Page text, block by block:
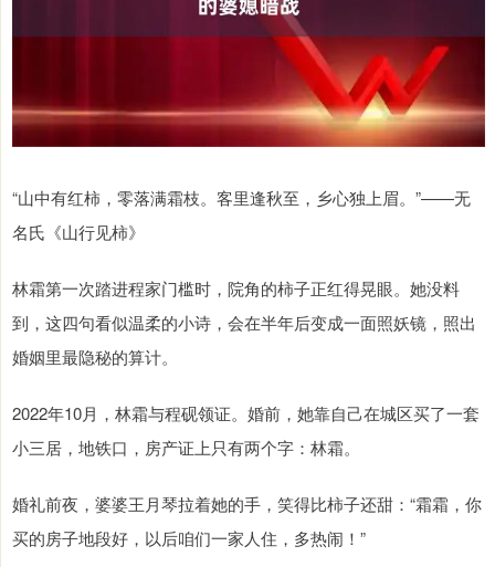
“山中有红柿，零落满霜枝。客里逢秋至，乡心独上眉。”——无
名氏《山行见柿》
林霜第一次踏进程家门槛时，院角的柿子正红得晃眼。她没料
到，这四句看似温柔的小诗，会在半年后变成一面照妖镜，照出
婚姻里最隐秘的算计。
2022年10月，林霜与程砚领证。婚前，她靠自己在城区买了一套
小三居，地铁口，房产证上只有两个字：林霜。
婚礼前夜，婆婆王月琴拉着她的手，笑得比柿子还甜：“霜霜，你
买的房子地段好，以后咱们一家人住，多热闹！”